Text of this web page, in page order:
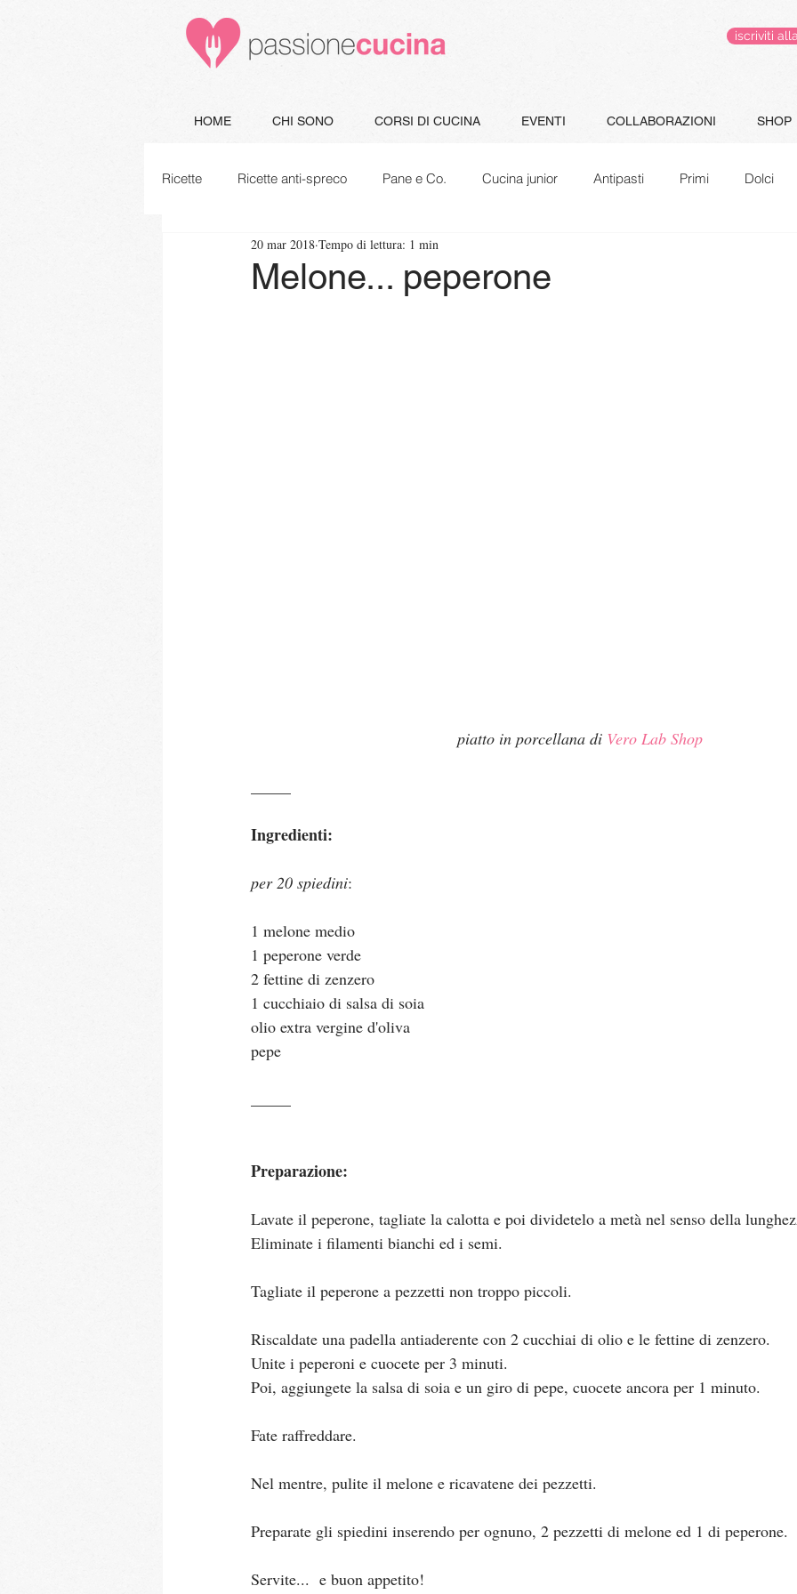
iscriviti
HOME CHI SONO CORSI DI CUCINA EVENTI COLLABORAZIONI SHOP
Ricette Ricette anti-spreco Pane e Co. Cucina junior Antipasti Primi Dolci
Minestre e Zuppe Secondi Gluten Free
Melone... peperone
20 mar 2018 Tempo di lettura: 1 min
piatto in porcellana di Vero Lab Shop
Ingredienti:
per 20 spiedini:
1 melone medio
1 peperone verde
2 fettine di zenzero
1 cucchiaio di salsa di soia
olio extra vergine d'oliva
pepe
Preparazione:
Lavate il peperone, tagliate la calotta e poi dividetelo a metà nel senso della
Eliminate i filamenti bianchi ed i semi.
Tagliate il peperone a pezzetti non troppo piccoli.
Riscaldate una padella antiaderente con 2 cucchiai di olio e le fettine di zenzero.
Unite i peperoni e cuocete per 3 minuti.
Poi, aggiungete la salsa di soia e un giro di pepe, cuocete ancora per 1 minuto.
Fate raffreddare.
Nel mentre, pulite il melone e ricavatene dei pezzetti.
Preparate gli spiedini inserendo per ognuno, 2 pezzetti di melone ed 1 di peperone.
Servite...  e buon appetito!